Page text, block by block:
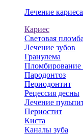
Лечение
Кариес
Световая пломба
Лечение зубов
Гранулема
Пломбирование
Пародонтоз
Периодонтит
Рецессия десны
Лечение
Периостит
Киста
Каналы зуба